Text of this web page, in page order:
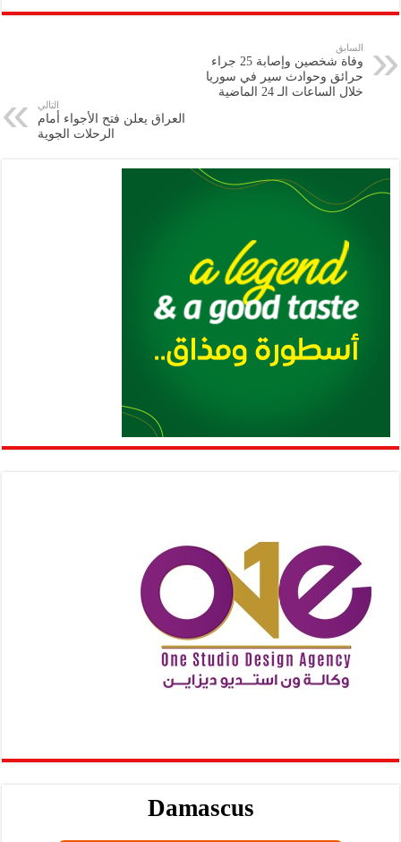
p
y
Li
n
eb
k
tt
nt
at
gr
ai
ar
السابق
وفاة شخصين وإصابة 25 جراء
حرائق وحوادث سير في سوريا
خلال الساعات الـ 24 الماضية
التالي
العراق يعلن فتح الأجواء أمام
الرحلات الجوية
Damascus